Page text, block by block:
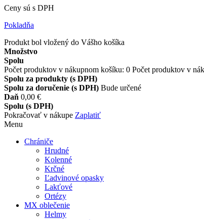
Ceny sú s DPH
Pokladňa
Produkt bol vložený do Vášho košíka
Množstvo
Spolu
Počet produktov v nákupnom košíku: 0 Počet produktov v
Spolu za produkty (s DPH)
Spolu za doručenie (s DPH) Bude určené
Daň 0,00 €
Spolu (s DPH)
Pokračovať v nákupe Zaplatiť
Menu
Chrániče
Hrudné
Kolenné
Krčné
Ľadvinové opasky
Lakťové
Ortézy
MX oblečenie
Helmy